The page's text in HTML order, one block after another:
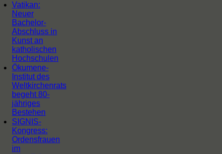
Vatikan:
Neuer
Bachelor-
Abschluss in
Kunst an
katholischen
Hochschulen
Ökumene-
Institut des
Weltkirchenrats
begeht 80-
jähriges
Bestehen
SIGNIS-
Kongress:
Ordensfrauen
im